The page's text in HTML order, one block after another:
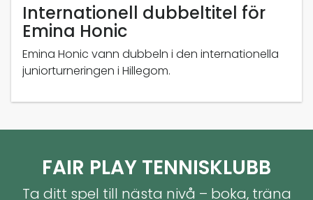
Internationell dubbeltitel för
Emina Honic
Emina Honic vann dubbeln i den internationella
juniorturneringen i Hillegom.
FAIR PLAY TENNISKLUBB
Ta ditt spel till nästa nivå – boka, träna